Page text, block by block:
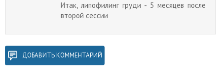
Итак, липофилинг груди - 5 месяцев после
второй сессии
ДОБАВИТЬ КОММЕНТАРИЙ